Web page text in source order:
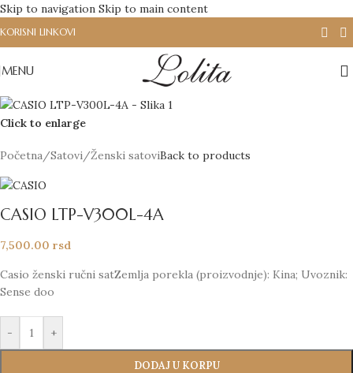
Skip to navigation Skip to main content
KORISNI LINKOVI
MENU
Click to enlarge
Početna /Satovi /Ženski satoviBack to products
CASIO LTP-V300L-4A
7,500.00 rsd
Casio ženski ručni satZemlja porekla (proizvodnje): Kina; Uvoznik:
Sense doo
- +
DODAJ U KORPU